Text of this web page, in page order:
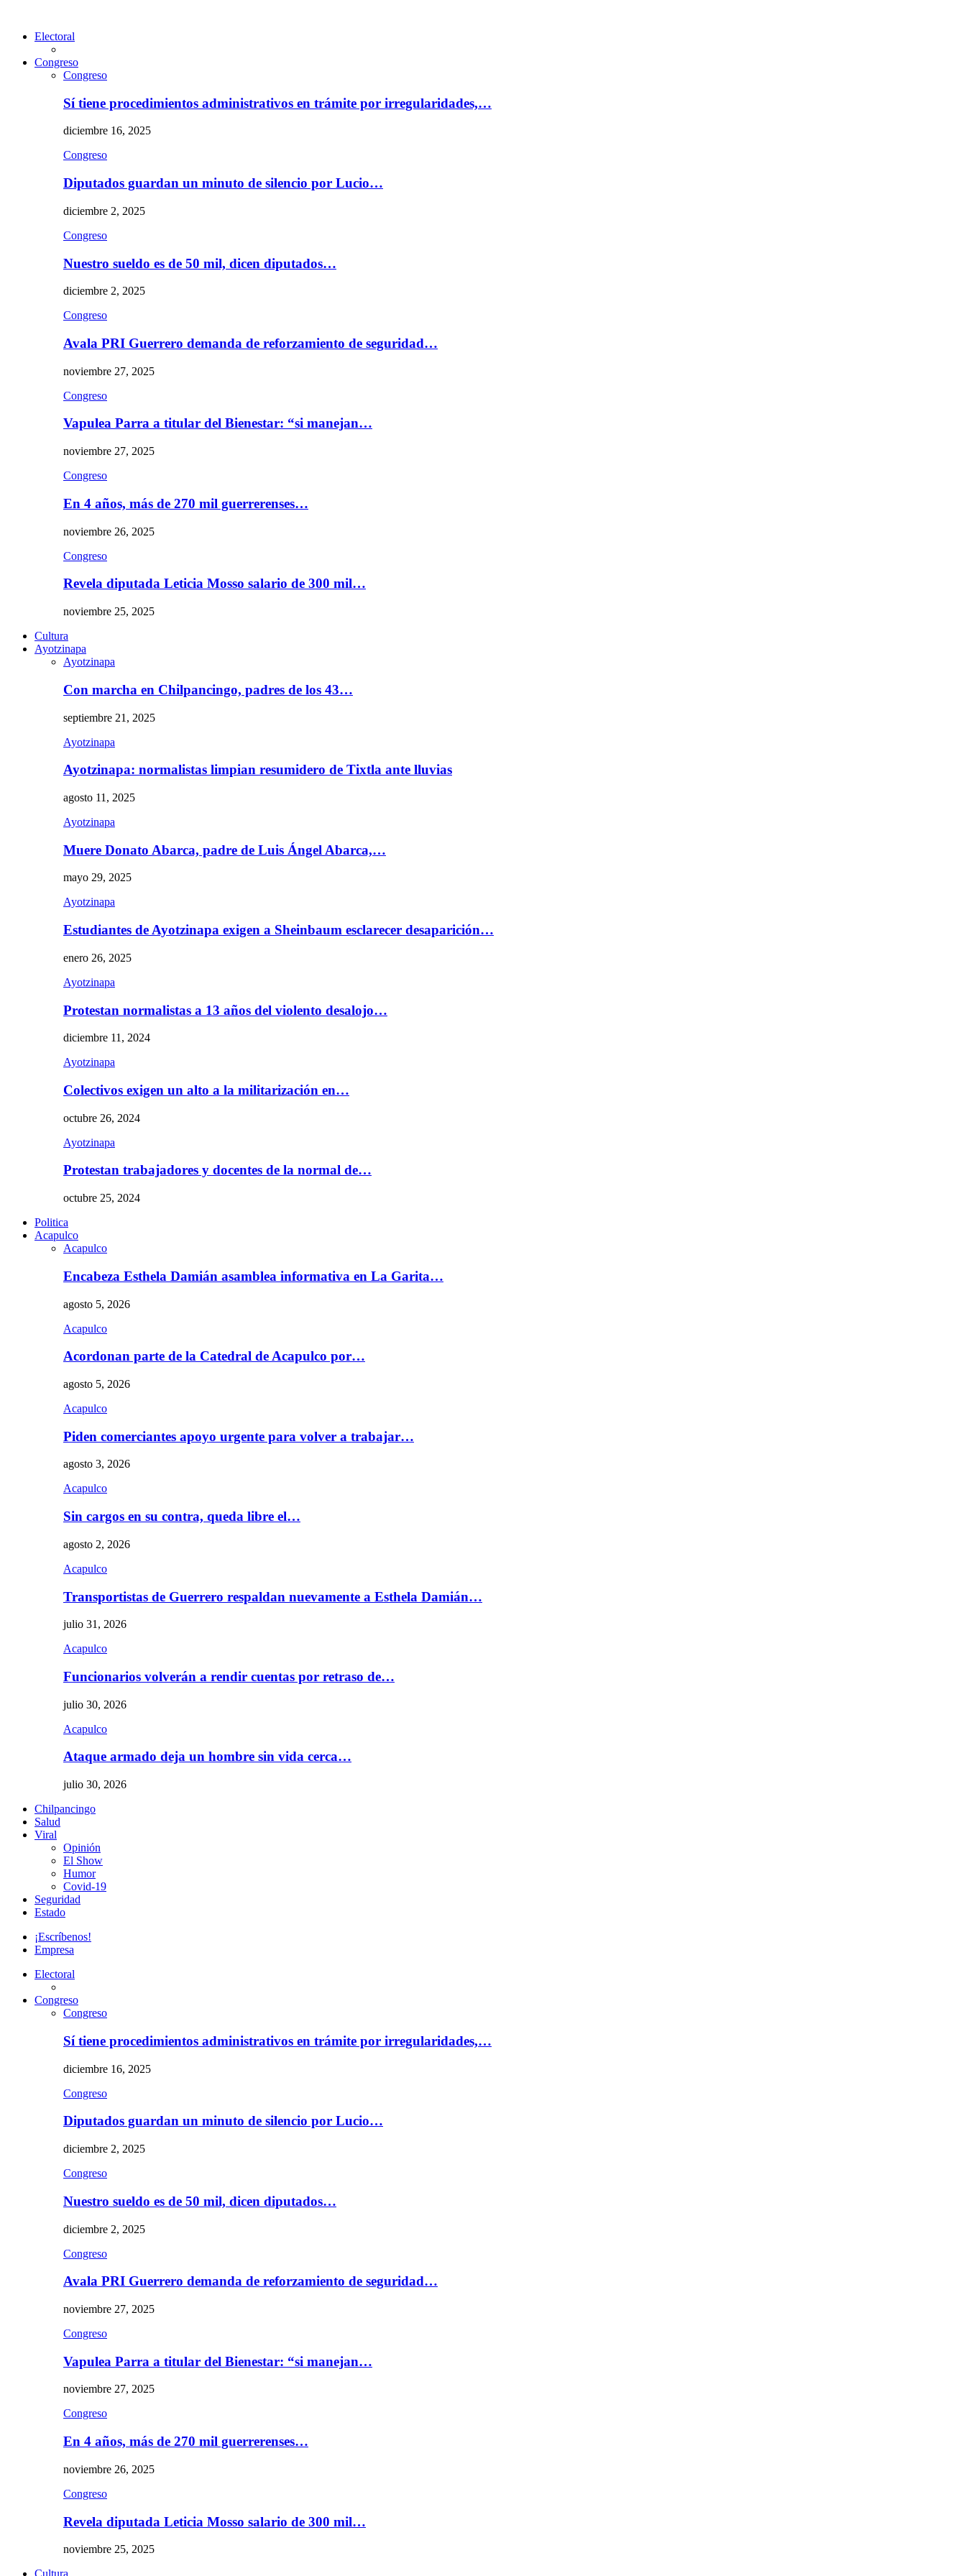
Electoral
Congreso
Congreso
Sí tiene procedimientos administrativos en trámite por irregularidades,…
diciembre 16, 2025
Congreso
Diputados guardan un minuto de silencio por Lucio…
diciembre 2, 2025
Congreso
Nuestro sueldo es de 50 mil, dicen diputados…
diciembre 2, 2025
Congreso
Avala PRI Guerrero demanda de reforzamiento de seguridad…
noviembre 27, 2025
Congreso
Vapulea Parra a titular del Bienestar: “si manejan…
noviembre 27, 2025
Congreso
En 4 años, más de 270 mil guerrerenses…
noviembre 26, 2025
Congreso
Revela diputada Leticia Mosso salario de 300 mil…
noviembre 25, 2025
Cultura
Ayotzinapa
Ayotzinapa
Con marcha en Chilpancingo, padres de los 43…
septiembre 21, 2025
Ayotzinapa
Ayotzinapa: normalistas limpian resumidero de Tixtla ante lluvias
agosto 11, 2025
Ayotzinapa
Muere Donato Abarca, padre de Luis Ángel Abarca,…
mayo 29, 2025
Ayotzinapa
Estudiantes de Ayotzinapa exigen a Sheinbaum esclarecer desaparición…
enero 26, 2025
Ayotzinapa
Protestan normalistas a 13 años del violento desalojo…
diciembre 11, 2024
Ayotzinapa
Colectivos exigen un alto a la militarización en…
octubre 26, 2024
Ayotzinapa
Protestan trabajadores y docentes de la normal de…
octubre 25, 2024
Politica
Acapulco
Acapulco
Encabeza Esthela Damián asamblea informativa en La Garita…
agosto 5, 2026
Acapulco
Acordonan parte de la Catedral de Acapulco por…
agosto 5, 2026
Acapulco
Piden comerciantes apoyo urgente para volver a trabajar…
agosto 3, 2026
Acapulco
Sin cargos en su contra, queda libre el…
agosto 2, 2026
Acapulco
Transportistas de Guerrero respaldan nuevamente a Esthela Damián…
julio 31, 2026
Acapulco
Funcionarios volverán a rendir cuentas por retraso de…
julio 30, 2026
Acapulco
Ataque armado deja un hombre sin vida cerca…
julio 30, 2026
Chilpancingo
Salud
Viral
Opinión
El Show
Humor
Covid-19
Seguridad
Estado
¡Escríbenos!
Empresa
Electoral
Congreso
Congreso
Sí tiene procedimientos administrativos en trámite por irregularidades,…
diciembre 16, 2025
Congreso
Diputados guardan un minuto de silencio por Lucio…
diciembre 2, 2025
Congreso
Nuestro sueldo es de 50 mil, dicen diputados…
diciembre 2, 2025
Congreso
Avala PRI Guerrero demanda de reforzamiento de seguridad…
noviembre 27, 2025
Congreso
Vapulea Parra a titular del Bienestar: “si manejan…
noviembre 27, 2025
Congreso
En 4 años, más de 270 mil guerrerenses…
noviembre 26, 2025
Congreso
Revela diputada Leticia Mosso salario de 300 mil…
noviembre 25, 2025